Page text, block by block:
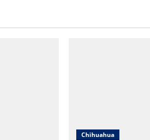
Chihuahua